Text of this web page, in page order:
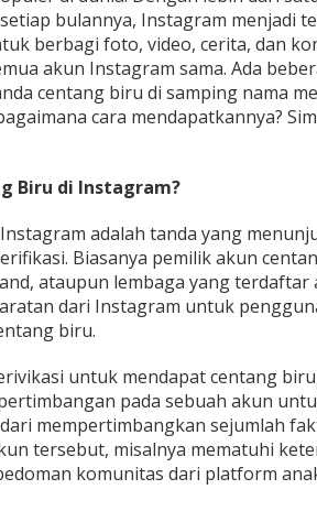
bulannya, Instagram menjadi
berbagi foto, video, cerita, dan
akun Instagram sama. Ada
centang biru di samping nama
cara mendapatkannya?
Biru di Instagram?
adalah tanda yang
Biasanya pemilik akun
ataupun lembaga yang terdaftar
dari Instagram untuk
biru.
untuk mendapat centang
pada sebuah akun
mempertimbangkan sejumlah
tersebut, misalnya mematuhi
komunitas dari platform